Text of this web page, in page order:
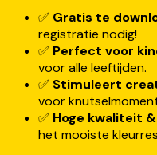
✅ Gratis te
registratie nodig!
✅ Perfect voor
voor alle leeftijden.
✅ Stimuleert
voor
✅ Hoge kwaliteit
het mooiste